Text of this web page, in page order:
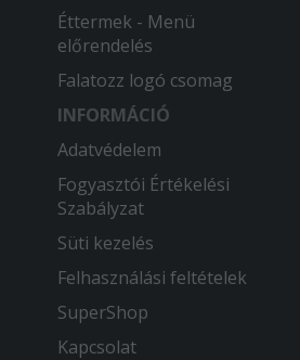
Éttermek - Menü
előrendelés
Falatozz logó csomag
INFORMÁCIÓ
Adatvédelem
Fogyasztói Értékelési
Szabályzat
Süti kezelés
Felhasználási feltételek
SuperShop
Kapcsolat